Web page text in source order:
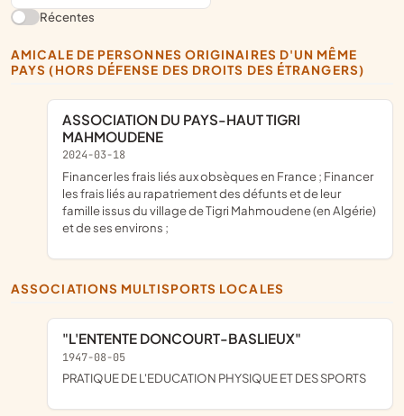
Récentes
AMICALE DE PERSONNES ORIGINAIRES D'UN MÊME
PAYS (HORS DÉFENSE DES DROITS DES ÉTRANGERS)
ASSOCIATION DU PAYS-HAUT TIGRI
MAHMOUDENE
2024-03-18
financer les frais liés aux obsèques en France ; Financer
les frais liés au rapatriement des défunts et de leur
famille issus du village de Tigri Mahmoudene (en Algérie)
et de ses environs ;
ASSOCIATIONS MULTISPORTS LOCALES
"L'ENTENTE DONCOURT-BASLIEUX"
1947-08-05
PRATIQUE DE L'EDUCATION PHYSIQUE ET DES SPORTS